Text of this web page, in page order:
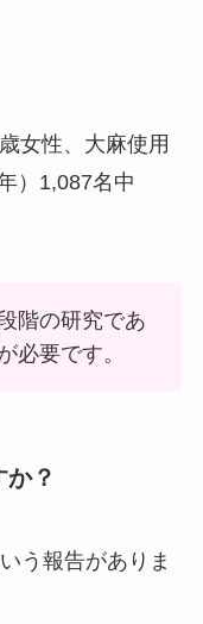
女性、大麻使用
）1,087名中
階の研究であ
必要です。
？
う報告がありま